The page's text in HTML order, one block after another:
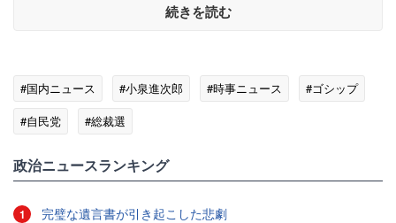
続きを読む
#国内ニュース #小泉進次郎 #時事ニュース
#ゴシップ
#自民党
#総裁選
政治ニュースランキング
1 完璧な遺言書が引き起こした悲劇